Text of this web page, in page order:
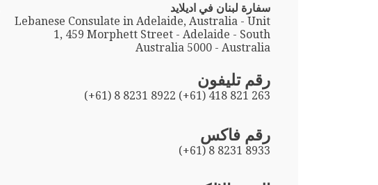
سفارة لبنان في اديلايد
Lebanese Consulate in Adelaide, Australia - Unit
1, 459 Morphett Street - Adelaide - South
Australia 5000 - Australia
رقم تليفون
(+61) 8 8231 8922 (+61) 418 821 263
رقم فاكس
(+61) 8 8231 8933